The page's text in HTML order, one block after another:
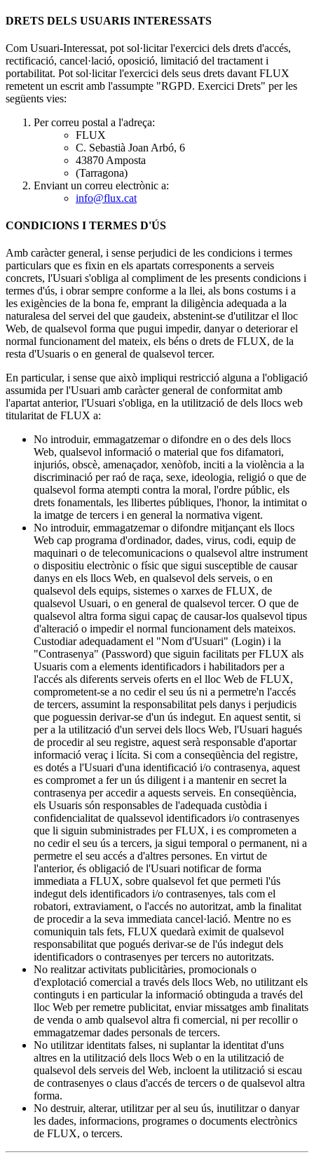
DRETS DELS USUARIS INTERESSATS
Com Usuari-Interessat, pot sol·licitar l'exercici dels drets d'accés,
rectificació, cancel·lació, oposició, limitació del tractament i
portabilitat. Pot sol·licitar l'exercici dels seus drets davant FLUX
remetent un escrit amb l'assumpte "RGPD. Exercici Drets" per les
següents vies:
Per correu postal a l'adreça:
FLUX
C. Sebastià Joan Arbó, 6
43870 Amposta
(Tarragona)
Enviant un correu electrònic a:
info@flux.cat
CONDICIONS I TERMES D'ÚS
Amb caràcter general, i sense perjudici de les condicions i termes
particulars que es fixin en els apartats corresponents a serveis
concrets, l'Usuari s'obliga al compliment de les presents condicions i
termes d'ús, i obrar sempre conforme a la llei, als bons costums i a
les exigències de la bona fe, emprant la diligència adequada a la
naturalesa del servei del que gaudeix, abstenint-se d'utilitzar el lloc
Web, de qualsevol forma que pugui impedir, danyar o deteriorar el
normal funcionament del mateix, els béns o drets de FLUX, de la
resta d'Usuaris o en general de qualsevol tercer.
En particular, i sense que això impliqui restricció alguna a l'obligació
assumida per l'Usuari amb caràcter general de conformitat amb
l'apartat anterior, l'Usuari s'obliga, en la utilització de dels llocs web
titularitat de FLUX a:
No introduir, emmagatzemar o difondre en o des dels llocs
Web, qualsevol informació o material que fos difamatori,
injuriós, obscè, amenaçador, xenòfob, inciti a la violència a la
discriminació per raó de raça, sexe, ideologia, religió o que de
qualsevol forma atempti contra la moral, l'ordre públic, els
drets fonamentals, les llibertes públiques, l'honor, la intimitat o
la imatge de tercers i en general la normativa vigent.
No introduir, emmagatzemar o difondre mitjançant els llocs
Web cap programa d'ordinador, dades, virus, codi, equip de
maquinari o de telecomunicacions o qualsevol altre instrument
o dispositiu electrònic o físic que sigui susceptible de causar
danys en els llocs Web, en qualsevol dels serveis, o en
qualsevol dels equips, sistemes o xarxes de FLUX, de
qualsevol Usuari, o en general de qualsevol tercer. O que de
qualsevol altra forma sigui capaç de causar-los qualsevol tipus
d'alteració o impedir el normal funcionament dels mateixos.
Custodiar adequadament el "Nom d'Usuari" (Login) i la
"Contrasenya" (Password) que siguin facilitats per FLUX als
Usuaris com a elements identificadors i habilitadors per a
l'accés als diferents serveis oferts en el lloc Web de FLUX,
comprometent-se a no cedir el seu ús ni a permetre'n l'accés
de tercers, assumint la responsabilitat pels danys i perjudicis
que poguessin derivar-se d'un ús indegut. En aquest sentit, si
per a la utilització d'un servei dels llocs Web, l'Usuari hagués
de procedir al seu registre, aquest serà responsable d'aportar
informació veraç i lícita. Si com a conseqüència del registre,
es dotés a l'Usuari d'una identificació i/o contrasenya, aquest
es compromet a fer un ús diligent i a mantenir en secret la
contrasenya per accedir a aquests serveis. En conseqüència,
els Usuaris són responsables de l'adequada custòdia i
confidencialitat de qualssevol identificadors i/o contrasenyes
que li siguin subministrades per FLUX, i es comprometen a
no cedir el seu ús a tercers, ja sigui temporal o permanent, ni a
permetre el seu accés a d'altres persones. En virtut de
l'anterior, és obligació de l'Usuari notificar de forma
immediata a FLUX, sobre qualsevol fet que permeti l'ús
indegut dels identificadors i/o contrasenyes, tals com el
robatori, extraviament, o l'accés no autoritzat, amb la finalitat
de procedir a la seva immediata cancel·lació. Mentre no es
comuniquin tals fets, FLUX quedarà eximit de qualsevol
responsabilitat que pogués derivar-se de l'ús indegut dels
identificadors o contrasenyes per tercers no autoritzats.
No realitzar activitats publicitàries, promocionals o
d'explotació comercial a través dels llocs Web, no utilitzant els
continguts i en particular la informació obtinguda a través del
lloc Web per remetre publicitat, enviar missatges amb finalitats
de venda o amb qualsevol altra fi comercial, ni per recollir o
emmagatzemar dades personals de tercers.
No utilitzar identitats falses, ni suplantar la identitat d'uns
altres en la utilització dels llocs Web o en la utilització de
qualsevol dels serveis del Web, incloent la utilització si escau
de contrasenyes o claus d'accés de tercers o de qualsevol altra
forma.
No destruir, alterar, utilitzar per al seu ús, inutilitzar o danyar
les dades, informacions, programes o documents electrònics
de FLUX, o tercers.